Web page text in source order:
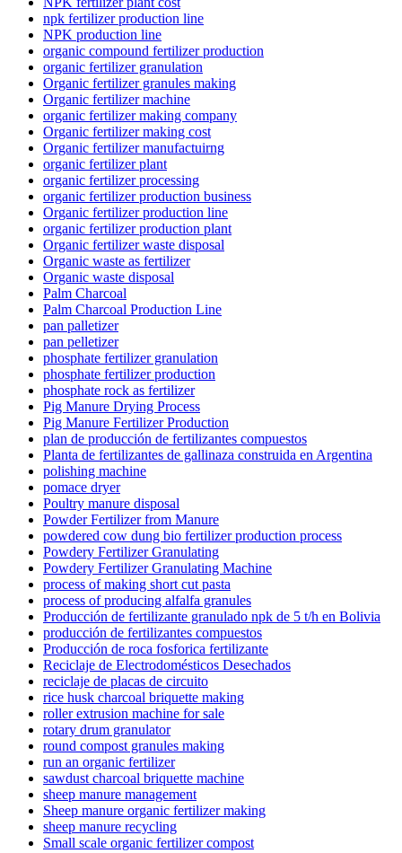
npk fertilizer production line
NPK production line
organic compound fertilizer production
organic fertilizer granulation
Organic fertilizer granules making
Organic fertilizer machine
organic fertilizer making company
Organic fertilizer making cost
Organic fertilizer manufactuirng
organic fertilizer plant
organic fertilizer processing
organic fertilizer production business
Organic fertilizer production line
organic fertilizer production plant
Organic fertilizer waste disposal
Organic waste as fertilizer
Organic waste disposal
Palm Charcoal
Palm Charcoal Production Line
pan palletizer
pan pelletizer
phosphate fertilizer granulation
phosphate fertilizer production
phosphate rock as fertilizer
Pig Manure Drying Process
Pig Manure Fertilizer Production
plan de producción de fertilizantes compuestos
Planta de fertilizantes de gallinaza construida en Argentina
polishing machine
pomace dryer
Poultry manure disposal
Powder Fertilizer from Manure
powdered cow dung bio fertilizer production process
Powdery Fertilizer Granulating
Powdery Fertilizer Granulating Machine
process of making short cut pasta
process of producing alfalfa granules
Producción de fertilizante granulado npk de 5 t/h en Bolivia
producción de fertilizantes compuestos
Producción de roca fosforica fertilizante
Reciclaje de Electrodomésticos Desechados
reciclaje de placas de circuito
rice husk charcoal briquette making
roller extrusion machine for sale
rotary drum granulator
round compost granules making
run an organic fertilizer
sawdust charcoal briquette machine
sheep manure management
Sheep manure organic fertilizer making
sheep manure recycling
Small scale organic fertilizer compost